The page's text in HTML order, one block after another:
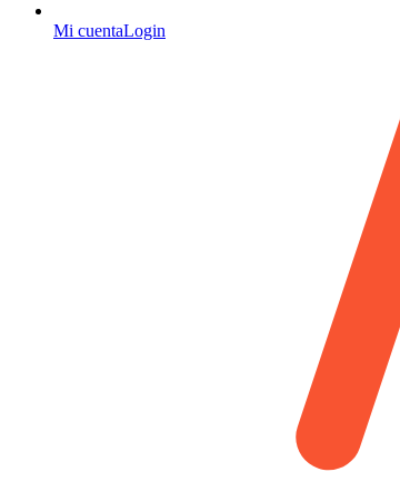
Mi cuentaLogin